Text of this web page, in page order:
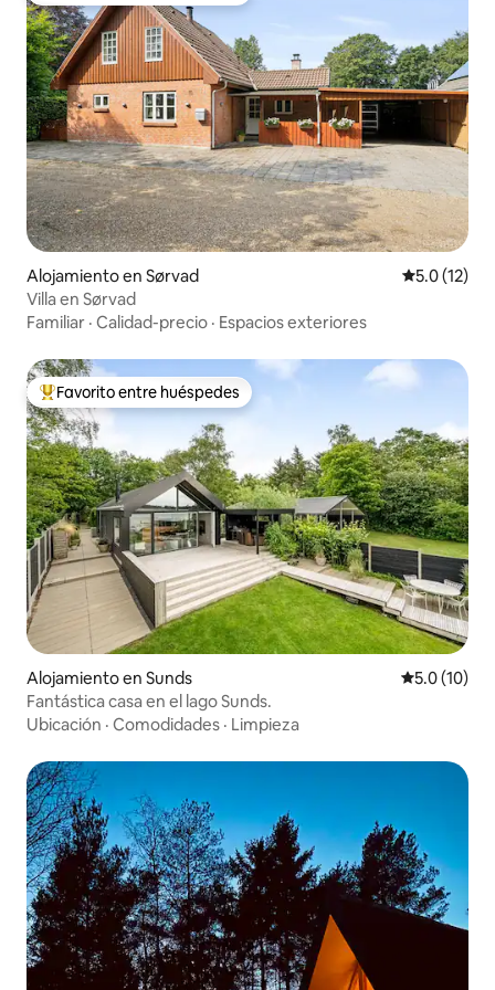
Alojamiento en Sørvad Calificación
5.0 (12)
Villa en Sørvad
Familiar · Calidad-precio · Espacios exteriores
Favorito entre huéspedes preferido
Favorito entre huéspedes
Alojamiento en Sunds Calificación
5.0 (10)
Fantástica casa en el lago Sunds.
Ubicación · Comodidades · Limpieza